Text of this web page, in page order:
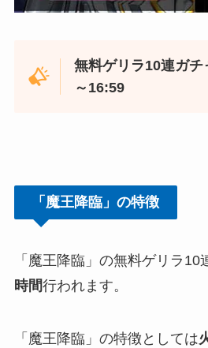
無料ゲリラ10連ガチ
～16:59
「魔王降臨」の特徴
「魔王降臨」の無料ゲリラ10
時間行われます。
「魔王降臨」の特徴としては